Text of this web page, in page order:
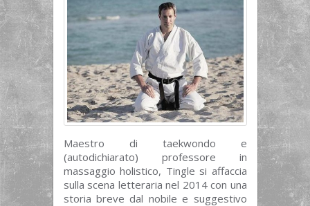
Maestro di taekwondo e
(autodichiarato) professore in
massaggio holistico, Tingle si affaccia
sulla scena letteraria nel 2014 con una
storia breve dal nobile e suggestivo